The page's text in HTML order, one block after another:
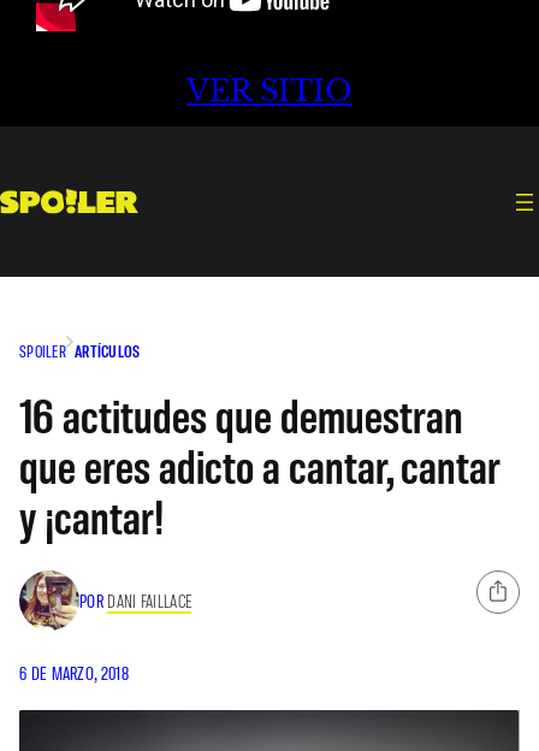
VER SITIO
SPOILER ARTÍCULOS
16 actitudes que demuestran
que eres adicto a cantar, cantar
y ¡cantar!
POR DANI FAILLACE
6 DE MARZO, 2018